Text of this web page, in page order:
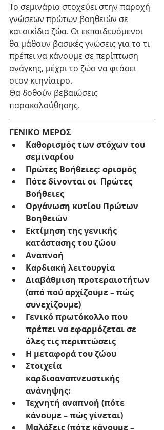
Το σεμινάριο στοχεύει στην παροχή
γνώσεων πρώτων βοηθειών σε
κατοικίδια ζώα. Οι εκπαιδευόμενοι
θα μάθουν βασικές γνώσεις για το τι
πρέπει να κάνουμε σε περίπτωση
ανάγκης, μέχρι το ζώο να φτάσει
στον κτηνίατρο.
Θα δοθούν βεβαιώσεις
παρακολούθησης.
ΓΕΝΙΚΟ ΜΕΡΟΣ
Καθορισμός των στόχων του
σεμιναρίου
Πρώτες Βοήθειες: ορισμός
Πότε δίνονται οι  Πρώτες
Βοήθειες
Οργάνωση κυτίου Πρώτων
Βοηθειών
Εκτίμηση της γενικής
κατάστασης του ζώου
Αναπνοή
Καρδιακή λειτουργία
Διαβάθμιση προτεραιοτήτων
(από πού αρχίζουμε – πώς
συνεχίζουμε)
Γενικό πρωτόκολλο που
πρέπει να εφαρμόζεται σε
όλες τις περιπτώσεις
Η μεταφορά του ζώου
Στοιχεία
καρδιοαναπνευστικής
ανάνηψης:
Τεχνητή αναπνοή (πότε
κάνουμε – πώς γίνεται)
Μαλάξεις (πότε κάνουμε –